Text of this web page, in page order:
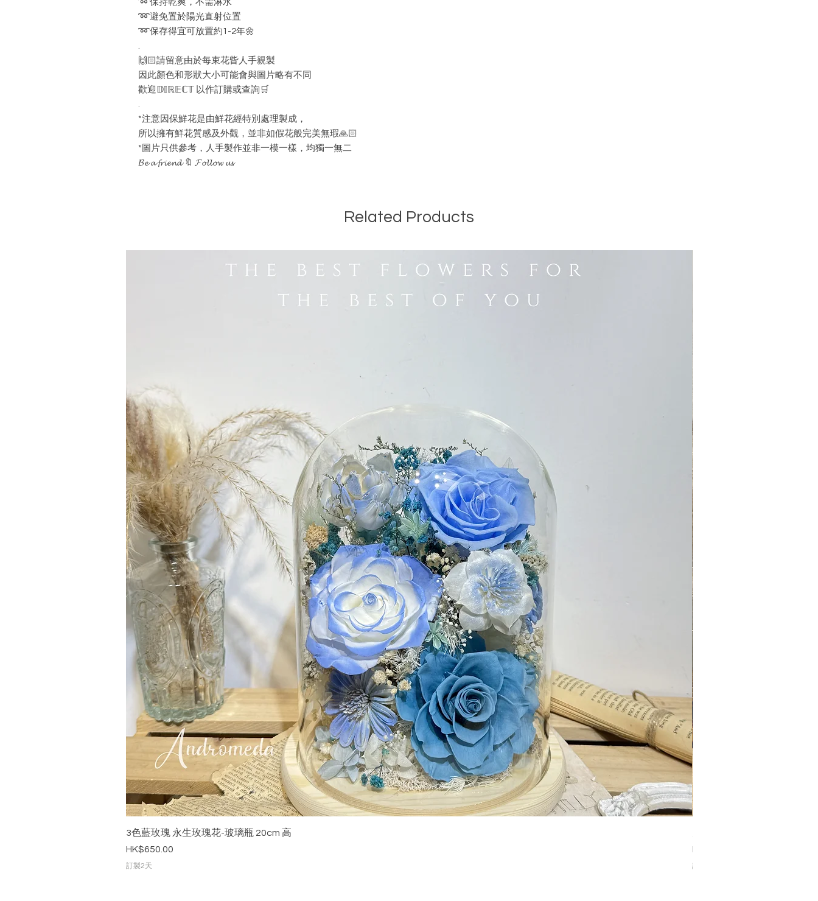
➿保持乾爽，不需淋水
➿避免置於陽光直射位置
➿保存得宜可放置約1-2年🌼
.
🙌🏻請留意由於每束花㫮人手親製
因此顏色和形狀大小可能會與圖片略有不同
歡迎𝔻𝕀ℝ𝔼ℂ𝕋 以作訂購或查詢🛒
.
*注意因保鮮花是由鮮花經特別處理製成，
所以擁有鮮花質感及外觀，並非如假花般完美無瑕🙏🏻
*圖片只供參考，人手製作並非一模一樣，均獨一無二
𝓑𝓮 𝓪 𝓯𝓻𝓲𝓮𝓷𝓭 🔖 𝓕𝓸𝓵𝓵𝓸𝔀 𝓾𝓼
Related Products
3色藍玫瑰 永生玫瑰花-玻璃瓶 20cm 高
價格
HK$650.00
訂製2天
價格
HK$888.00
訂製2天